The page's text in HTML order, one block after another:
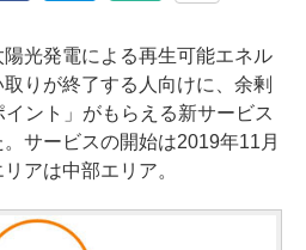
光発電による再生可能エネル
りが終了する人向けに、余剰
ント」がもらえる新サービス
サービスの開始は2019年11月
アは中部エリア。